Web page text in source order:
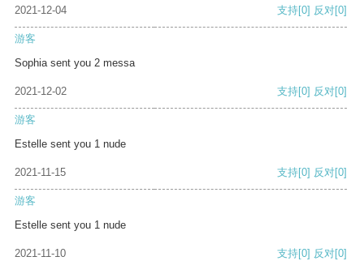
2021-12-04 支持[0] 反对[0]
游客
Sophia sent you 2 messa
2021-12-02 支持[0] 反对[0]
游客
Estelle sent you 1 nude
2021-11-15 支持[0] 反对[0]
游客
Estelle sent you 1 nude
2021-11-10 支持[0] 反对[0]